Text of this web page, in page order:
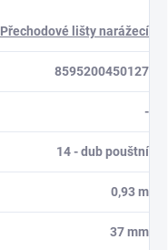
Přechodové lišty narážecí
8595200450127
-
14 - dub pouštní
0,93 m
37 mm